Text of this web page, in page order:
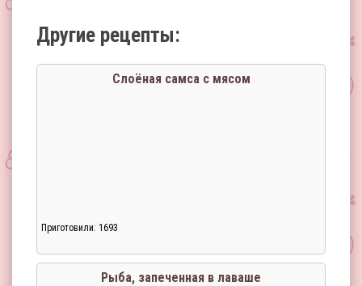
Другие рецепты:
Слоёная самса с мясом
Приготовили: 1693
Рыба, запеченная в лаваше